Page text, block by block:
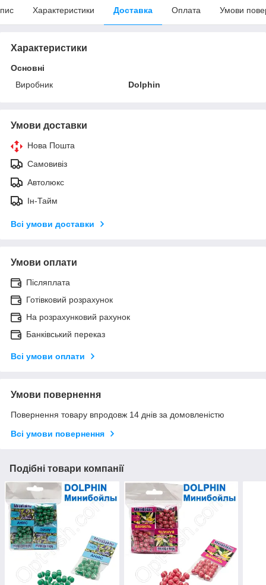
Характеристики Доставка Оплата Умови
Характеристики
Основні
Виробник
Dolphin
Умови доставки
Нова Пошта
Самовивіз
Автолюкс
Ін-Тайм
Всі умови доставки
Умови оплати
Післяплата
Готівковий розрахунок
На розрахунковий рахунок
Банківський переказ
Всі умови оплати
Умови повернення
Повернення товару впродовж 14 днів за домовленістю
Всі умови повернення
Подібні товари компанії